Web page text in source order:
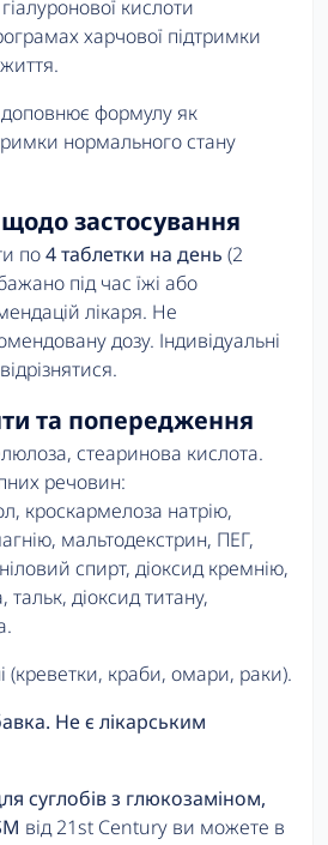
кислоти
харчової підтримки
доповнює формулу як
нормального стану
застосування
по4 таблетки на день (2
під час їжі або
лікаря. Не
дозу. Індивідуальні
та попередження
стеаринова кислота.
речовин:
кроскармелоза натрію,
мальтодекстрин, ПЕГ,
спирт, діоксид кремнію,
діоксид титану,
(креветки, краби, омари, раки).
Не є лікарським
суглобів з глюкозаміном,
від 21st Century ви можете в